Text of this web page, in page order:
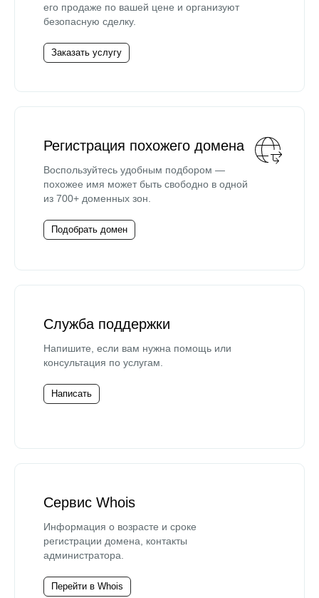
его продаже по вашей цене и организуют
безопасную сделку.
Заказать услугу
Регистрация похожего домена
Воспользуйтесь удобным подбором —
похожее имя может быть свободно в одной
из 700+ доменных зон.
Подобрать домен
Служба поддержки
Напишите, если вам нужна помощь или
консультация по услугам.
Написать
Сервис Whois
Информация о возрасте и сроке
регистрации домена, контакты
администратора.
Перейти в Whois